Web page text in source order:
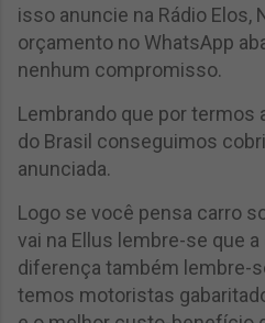
isso anuncie na Rádio Elos,
orçamento no WhatsApp
nenhum compromisso.
Lembrando que por termos
do Brasil conseguimos
anunciada.
Logo se você pensa carro
vai na Ellus lembre-se que
diferença também lembre-
temos motoristas